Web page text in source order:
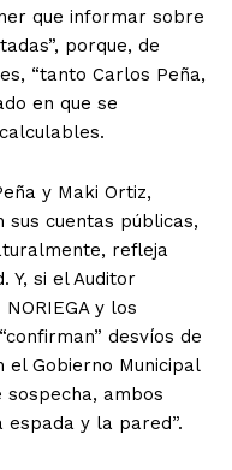
que informar sobre
porque, de
“tanto Carlos Peña,
en que se
y Maki Ortiz,
sus cuentas públicas,
refleja
Y, si el Auditor
y los
desvíos de
Gobierno Municipal
sospecha, ambos
y la pared”.